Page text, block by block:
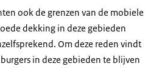
ook de grenzen van de mobiele
dekking in deze gebieden
Om deze reden vindt
in deze gebieden te blijven